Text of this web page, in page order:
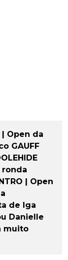
| Open da
GAUFF
ronda
| Open
de Iga
Danielle
muito